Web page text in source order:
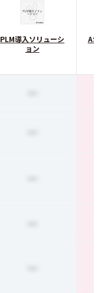
PLM導入ソリューシ
ョン